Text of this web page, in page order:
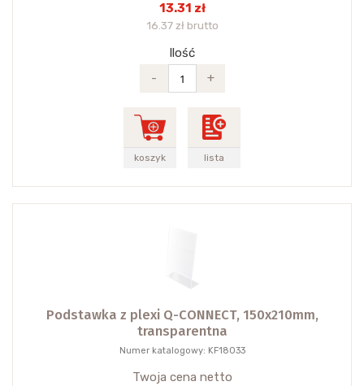
13.31 zł
16.37 zł brutto
Ilość
-
+
koszyk lista
Podstawka z plexi Q-CONNECT, 150x210mm,
transparentna
Numer katalogowy: KF18033
Twoja cena netto